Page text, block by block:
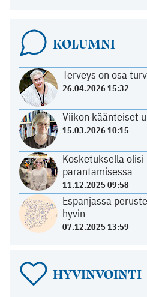
KOLUMNI
Terveys on osa
26.04.2026 15:32
Viikon käänteiset
15.03.2026 10:15
Kosketuksella
parantamisessa
11.12.2025 09:58
Espanjassa
hyvin
07.12.2025 13:59
HYVINVOINTI